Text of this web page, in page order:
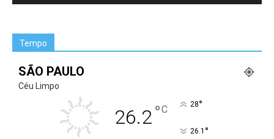
Tempo
SÃO PAULO
Céu Limpo
26.2°C 28°
26.1 °